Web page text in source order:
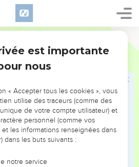
עַל־כֵּ֥ן גָּדַ֖לְתָּ אֲדֹנָ֣י יְהוִ֑ה כִּֽי־אֵ֣ין
וּמִ֤י כְעַמְּךָ֙ כְּיִשְׂרָאֵ֔ל גּ֥וֹי אֶחָ֖ד בָּאָ֑רֶץ
לְעָ֜ם וְלָשׂ֧וּם ל֣וֹ שֵׁ֗ם וְלַעֲשׂ֨וֹת לָכֶ֜ם
וַתְּכ֣וֹנֵֽן לְ֠ךָ אֶת־עַמְּךָ֨ יִשְׂרָאֵ֧ל ׀ לְךָ֛ לְעָ֖ם
וְעַתָּה֙ יְהוָ֣ה אֱלֹהִ֔ים הַדָּבָ֗ר אֲשֶׁ֨ר
וְיִגְדַּ֨ל שִׁמְךָ֤ עַד־עוֹלָם֙ לֵאמֹ֔ר יְהוָ֣ה
est importante
nous
« Accepter tous les cookies », vous
utilise des traceurs (comme des
de votre compte utilisateur) et
personnel (comme vos
les informations renseignées dans
dans les buts suivants :
notre service